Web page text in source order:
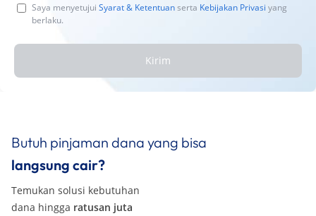
Saya menyetujui Syarat & Ketentuanserta Kebijakan Privasi yang
berlaku.
Kirim
Butuh pinjaman dana yang bisa
langsung cair?
Temukan solusi kebutuhan
dana hingga ratusan juta